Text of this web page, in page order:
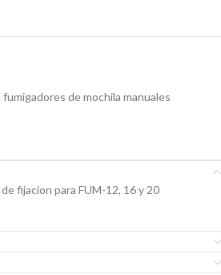
de mochila manuales
fijacion para FUM-12, 16 y 20